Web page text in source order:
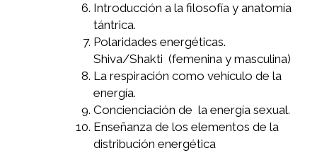
Introducción a la filosofía y anatomía
tántrica.
Polaridades energéticas.
Shiva/Shakti (femenina y masculina)
La respiración como vehículo de la
energía.
Concienciación de la energía sexual.
Enseñanza de los elementos de la
distribución energética